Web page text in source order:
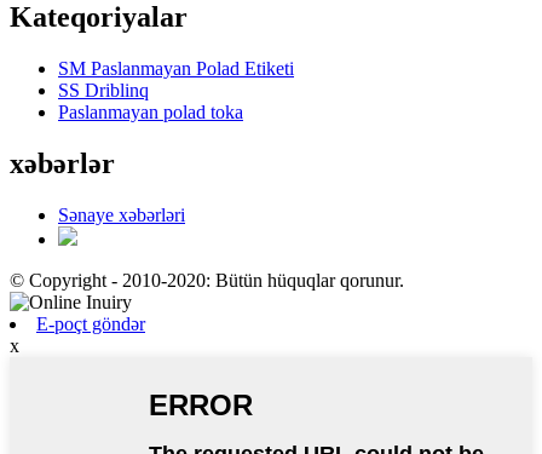
Kateqoriyalar
SM Paslanmayan Polad Etiketi
SS Driblinq
Paslanmayan polad toka
xəbərlər
Sənaye xəbərləri
© Copyright - 2010-2020: Bütün hüquqlar qorunur.
E-poçt göndər
x